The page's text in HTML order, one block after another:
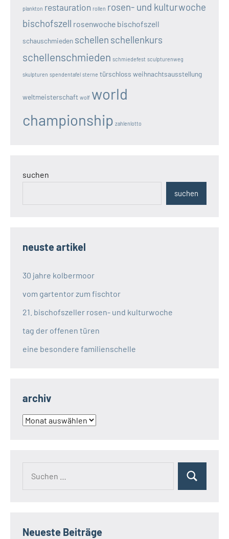
plankton restauration rollen rosen- und kulturwoche
bischofszell rosenwoche bischofszell
schauschmieden schellen schellenkurs
schellenschmieden schmiedefest sculpturenweg
skulpturen spendentafel sterne türschloss weihnachtsausstellung
weltmeisterschaft wolf world
championship zahlenlotto
suchen
suchen
neuste artikel
30 jahre kolbermoor
vom gartentor zum fischtor
21. bischofszeller rosen- und kulturwoche
tag der offenen türen
eine besondere familienschelle
archiv
archiv
Suchen
Neueste Beiträge